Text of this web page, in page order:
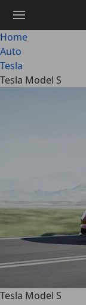
contenuto
principale
Home
Auto
Tesla
Tesla Model S
Tesla Model S